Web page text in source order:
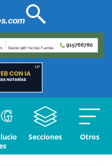
Secciones Otros